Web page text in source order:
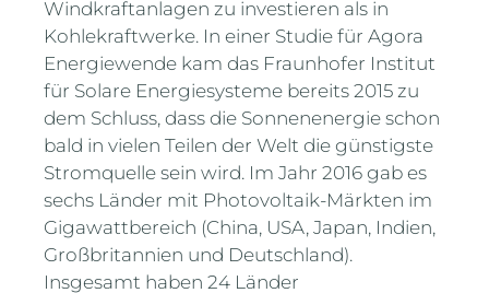
Windkraftanlagen zu investieren als in
Kohlekraftwerke. In einer Studie für Agora
Energiewende kam das Fraunhofer Institut
für Solare Energiesysteme bereits 2015 zu
dem Schluss, dass die Sonnenenergie schon
bald in vielen Teilen der Welt die günstigste
Stromquelle sein wird. Im Jahr 2016 gab es
sechs Länder mit Photovoltaik-Märkten im
Gigawattbereich (China, USA, Japan, Indien,
Großbritannien und Deutschland).
Insgesamt haben 24 Länder